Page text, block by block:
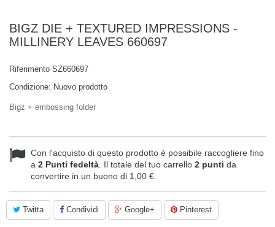
BIGZ DIE + TEXTURED IMPRESSIONS -
MILLINERY LEAVES 660697
Riferimento SZ660697
Condizione: Nuovo prodotto
Bigz + embossing folder
Con l'acquisto di questo prodotto è possibile raccogliere fino
a 2 Punti fedeltà . Il totale del tuo carrello 2 punti da
convertire in un buono di 1,00 €
Twitta Condividi Google+ Pinterest